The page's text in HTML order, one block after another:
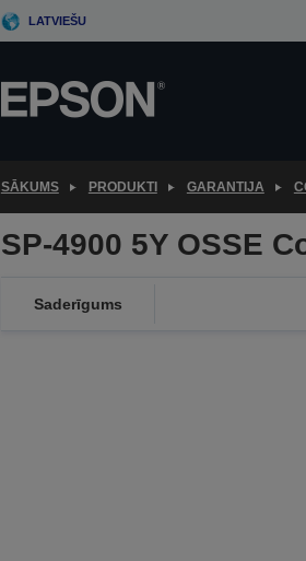
LATVIEŠU
SĀKUMS PRODUKTI GARANTIJA
SP-4900 5Y OSSE
Saderīgums